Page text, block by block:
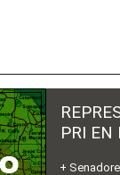
PRI EN
+